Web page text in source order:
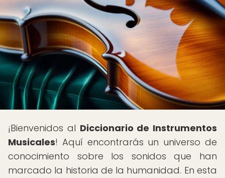
¡Bienvenidos al Diccionario de Instrumentos
Musicales! Aquí encontrarás un universo de
conocimiento sobre los sonidos que han
marcado la historia de la humanidad. En esta